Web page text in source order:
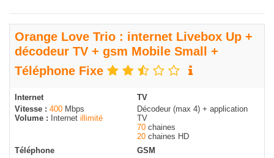
Orange Love Trio : internet Livebox Up +
décodeur TV + gsm Mobile Small +
Téléphone Fixe
Internet
Vitesse : 400 Mbps
Volume :
Internet illimité
TV
Décodeur (max 4) + application
TV
70 chaines
20 chaines HD
Téléphone
GSM